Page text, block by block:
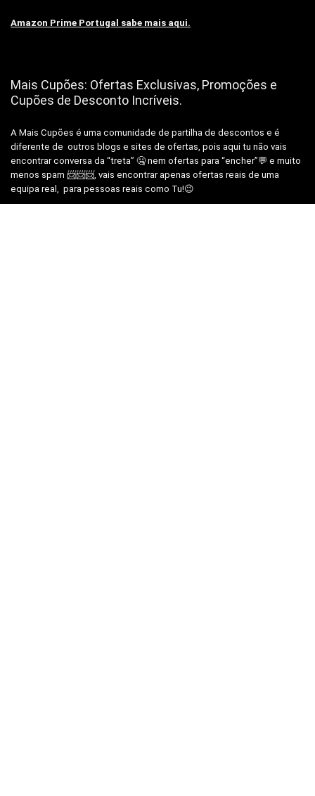
Amazon Prime Portugal sabe mais aqui.
Mais Cupões: Ofertas Exclusivas, Promoções e
Cupões de Desconto Incríveis.
A Mais Cupões é uma comunidade de partilha de descontos e é
diferente de outros blogs e sites de ofertas, pois aqui tu não vais
encontrar conversa da “treta” 🤐 nem ofertas para “encher”💬 e muito
menos spam 📨📨📨, vais encontrar apenas ofertas reais de uma
equipa real, para pessoas reais como Tu!😉